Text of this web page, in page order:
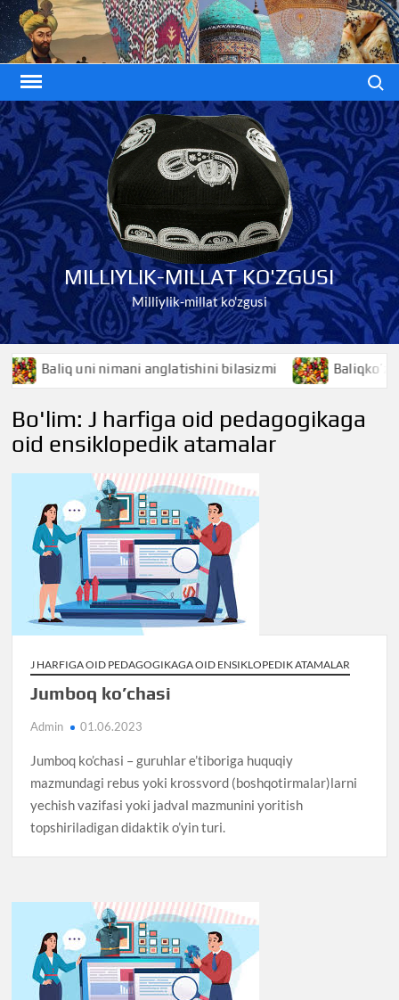
Skip
to
content
MILLIYLIK-MILLAT KO'ZGUSI
Milliylik-millat ko'zgusi
uni nimani anglatishini bilasizmi Baliqko’z nimani
Bo'lim:J harfiga oid pedagogikaga
oid ensiklopedik atamalar
J HARFIGA OID PEDAGOGIKAGA OID ENSIKLOPEDIK ATAMALAR
Jumboq ko’chasi
Admin 01.06.2023
Jumboq ko’chasi – guruhlar e’tiboriga huquqiy
mazmundagi rebus yoki krossvord (boshqotirmalar)larni
yechish vazifasi yoki jadval mazmunini yoritish
topshiriladigan didaktik o’yin turi.